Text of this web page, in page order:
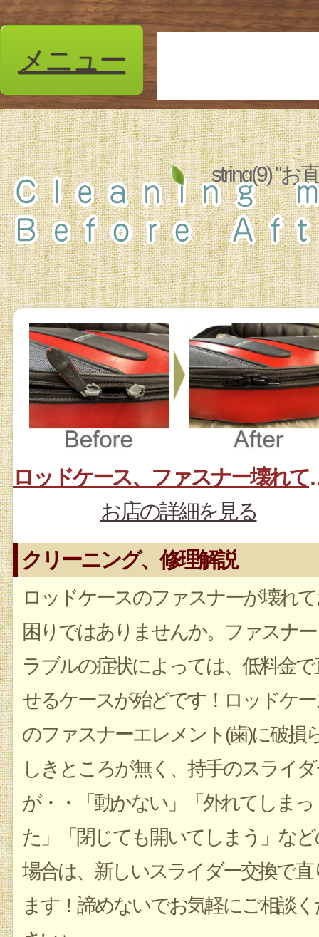
メニュー
string(9) "お
ロッドケー
お店の詳細を見る
クリーニング、修理解説
ロッドケースのファスナーが壊れ
困りではありませんか。ファスナ
ラブルの症状によっては、低料金で
せるケースが殆どです！ロッドケ
のファスナーエレメント(歯)に破損
しきところが無く、持手のスライ
が・・「動かない」「外れてしまっ
た」「閉じても開いてしまう」な
場合は、新しいスライダー交換で直
ます！諦めないでお気軽にご相談く